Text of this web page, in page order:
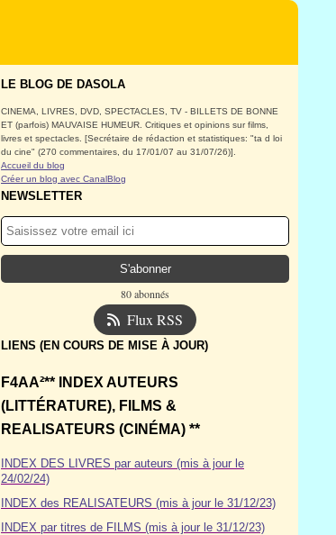
LE BLOG DE DASOLA
CINEMA, LIVRES, DVD, SPECTACLES, TV - BILLETS DE BONNE
ET (parfois) MAUVAISE HUMEUR. Critiques et opinions sur films,
livres et spectacles. [Secrétaire de rédaction et statistiques: "ta d loi
du cine" (270 commentaires, du 17/01/07 au 31/07/26)].
Accueil du blog
Créer un blog avec CanalBlog
NEWSLETTER
80 abonnés
Flux RSS
LIENS (EN COURS DE MISE À JOUR)
F4AA²** INDEX AUTEURS
(LITTÉRATURE), FILMS &
REALISATEURS (CINÉMA) **
INDEX DES LIVRES par auteurs (mis à jour le
24/02/24)
INDEX des REALISATEURS (mis à jour le 31/12/23)
INDEX par titres de FILMS (mis à jour le 31/12/23)